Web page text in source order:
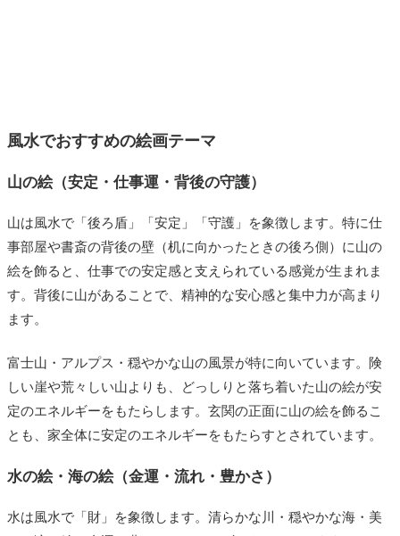
風水でおすすめの絵画テーマ
山の絵（安定・仕事運・背後の守護）
山は風水で「後ろ盾」「安定」「守護」を象徴します。特に仕
事部屋や書斎の背後の壁（机に向かったときの後ろ側）に山の
絵を飾ると、仕事での安定感と支えられている感覚が生まれま
す。背後に山があることで、精神的な安心感と集中力が高まり
ます。
富士山・アルプス・穏やかな山の風景が特に向いています。険
しい崖や荒々しい山よりも、どっしりと落ち着いた山の絵が安
定のエネルギーをもたらします。玄関の正面に山の絵を飾るこ
とも、家全体に安定のエネルギーをもたらすとされています。
水の絵・海の絵（金運・流れ・豊かさ）
水は風水で「財」を象徴します。清らかな川・穏やかな海・美